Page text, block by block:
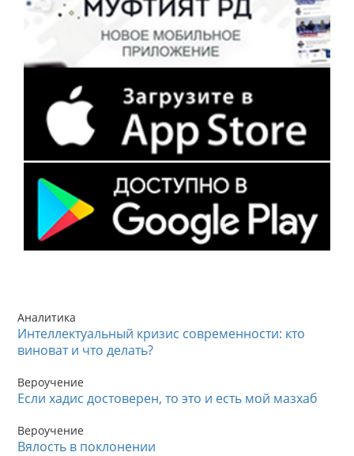
Аналитика
Интеллектуальный кризис современности: кто
виноват и что делать?
Вероучение
Если хадис достоверен, то это и есть мой мазхаб
Вероучение
Вялость в поклонении